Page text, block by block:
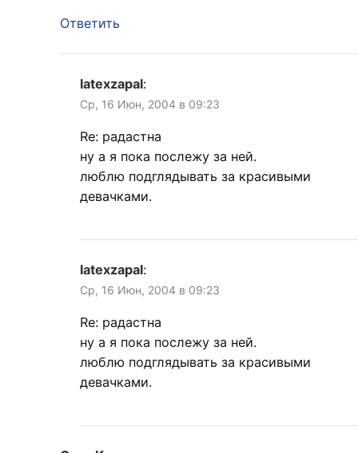
Ответить
latexzapal:
Ср, 16 Июн, 2004 в 09:23
Re: радастна
ну а я пока послежу за ней.
люблю подглядывать за красивыми
девачками.
latexzapal:
Ср, 16 Июн, 2004 в 09:23
Re: радастна
ну а я пока послежу за ней.
люблю подглядывать за красивыми
девачками.